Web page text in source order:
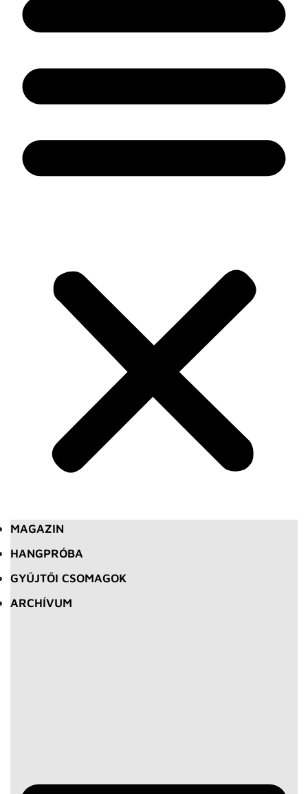
MAGAZIN
HANGPRÓBA
GYŰJTŐI CSOMAGOK
ARCHÍVUM